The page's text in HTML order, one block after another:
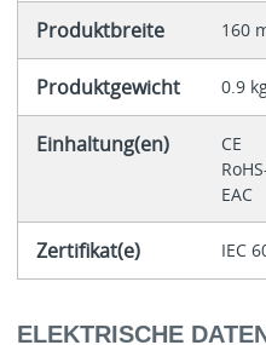
Produktbreite 160
Produktgewicht 0.9
Einhaltung(en)
CE
EAC
Zertifikat(e) IEC
ELEKTRISCHE